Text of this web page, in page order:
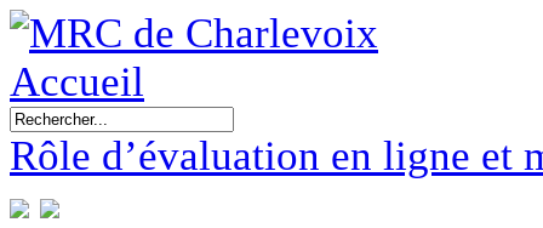
Accueil
Rôle d’évaluation en ligne et